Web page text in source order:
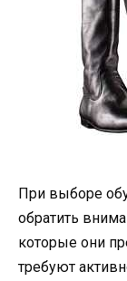
При выборе
обратить
которые они
требуют